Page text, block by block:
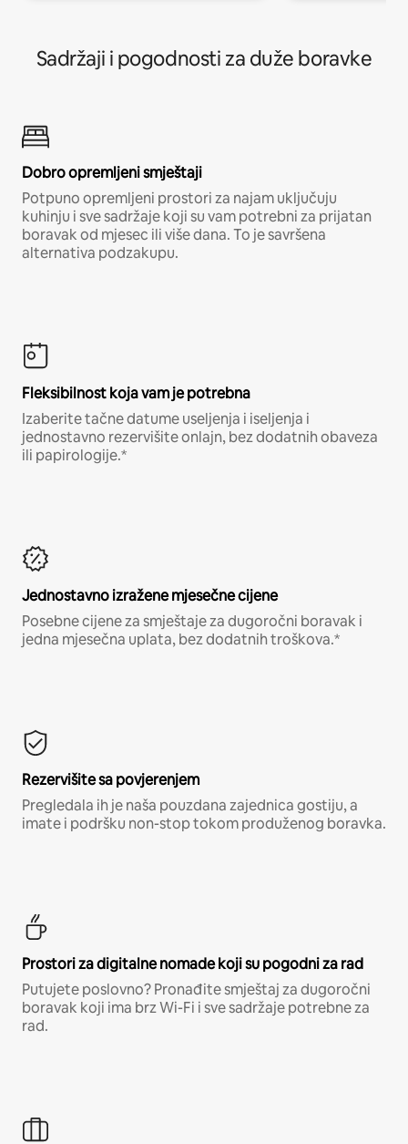
Sadržaji i pogodnosti za duže boravke
Dobro opremljeni smještaji
Potpuno opremljeni prostori za najam uključuju
kuhinju i sve sadržaje koji su vam potrebni za prijatan
boravak od mjesec ili više dana. To je savršena
alternativa podzakupu.
Fleksibilnost koja vam je potrebna
Izaberite tačne datume useljenja i iseljenja i
jednostavno rezervišite onlajn, bez dodatnih obaveza
ili papirologije.*
Jednostavno izražene mjesečne cijene
Posebne cijene za smještaje za dugoročni boravak i
jedna mjesečna uplata, bez dodatnih troškova.*
Rezervišite sa povjerenjem
Pregledala ih je naša pouzdana zajednica gostiju, a
imate i podršku non-stop tokom produženog boravka.
Prostori za digitalne nomade koji su pogodni za rad
Putujete poslovno? Pronađite smještaj za dugoročni
boravak koji ima brz Wi-Fi i sve sadržaje potrebne za
rad.